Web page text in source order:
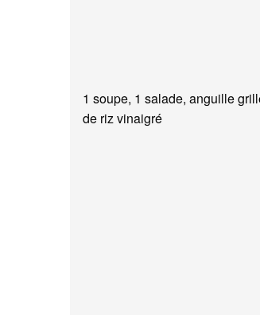
1 soupe, 1 salade, anguille
de riz vinaigré